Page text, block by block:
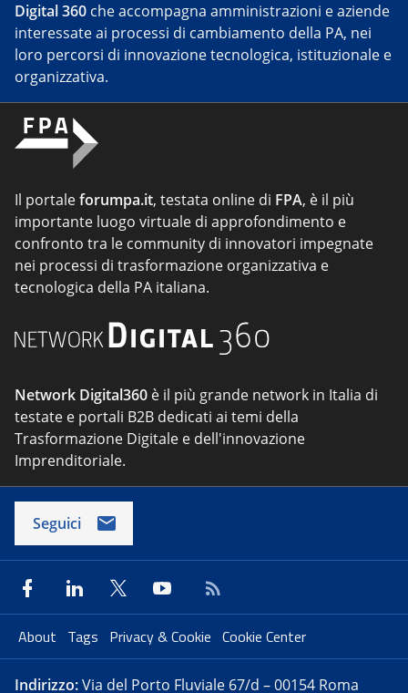
Digital 360 che accompagna amministrazioni e aziende
interessate ai processi di cambiamento della PA, nei
loro percorsi di innovazione tecnologica, istituzionale e
organizzativa.
Il portaleforumpa.it, testata online di FPA, è il più
importante luogo virtuale di approfondimento e
confronto tra le community di innovatori impegnate
nei processi di trasformazione organizzativa e
tecnologica della PA italiana.
Network Digital360 è il più grande network in Italia di
testate e portali B2B dedicati ai temi della
Trasformazione Digitale e dell'innovazione
Imprenditoriale.
Seguici
About Tags Privacy & Cookie Cookie Center
Indirizzo:Via del Porto Fluviale 67/d – 00154 Roma